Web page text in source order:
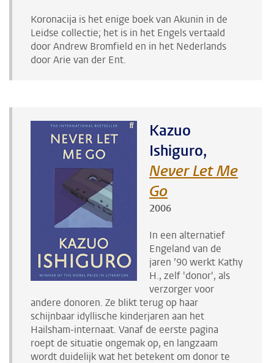
Koronacija is het enige boek van Akunin in de
Leidse collectie; het is in het Engels vertaald
door Andrew Bromfield en in het Nederlands
door Arie van der Ent.
Kazuo
Ishiguro,
Never Let Me
Go
2006
In een alternatief
Engeland van de
jaren ’90 werkt Kathy
H., zelf 'donor', als
verzorger voor
andere donoren. Ze blikt terug op haar
schijnbaar idyllische kinderjaren aan het
Hailsham-internaat. Vanaf de eerste pagina
roept de situatie ongemak op, en langzaam
wordt duidelijk wat het betekent om donor te